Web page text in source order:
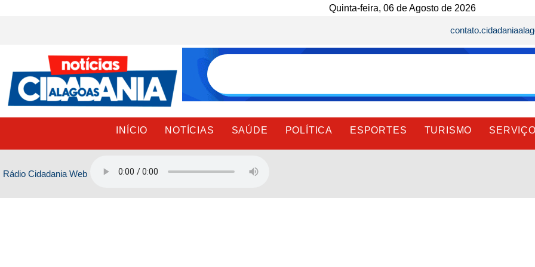
Quinta-feira, 06 de Agosto de 2026
INÍCIO NOTÍCIAS SAÚDE POLÍTICA ESPORTES TURISMO
Rádio Cidadania Web